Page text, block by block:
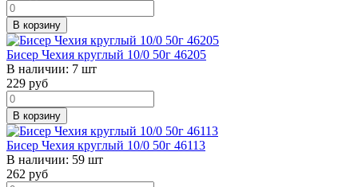
В корзину
Бисер Чехия круглый 10/0 50г 46205
В наличии: 7 шт
229 руб
В корзину
Бисер Чехия круглый 10/0 50г 46113
В наличии: 59 шт
262 руб